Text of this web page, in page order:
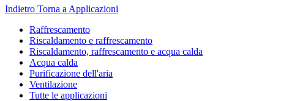
Indietro Torna a Applicazioni
Raffrescamento
Riscaldamento e raffrescamento
Riscaldamento, raffrescamento e acqua calda
Acqua calda
Purificazione dell'aria
Ventilazione
Tutte le applicazioni